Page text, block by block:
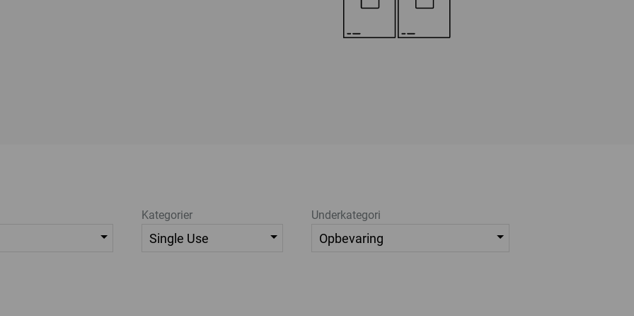
Kategorier Underkategori